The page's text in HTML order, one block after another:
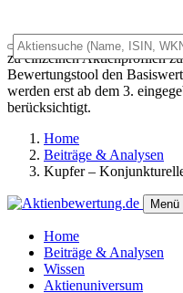
Das Universalsuchfeld
zu einzelnen Aktienprofilen
Bewertungstool den
werden erst ab dem 3.
berücksichtigt.
Home
Beiträge & Analysen
Kupfer –
Menü
Home
Beiträge & Analysen
Wissen
Aktienuniversum